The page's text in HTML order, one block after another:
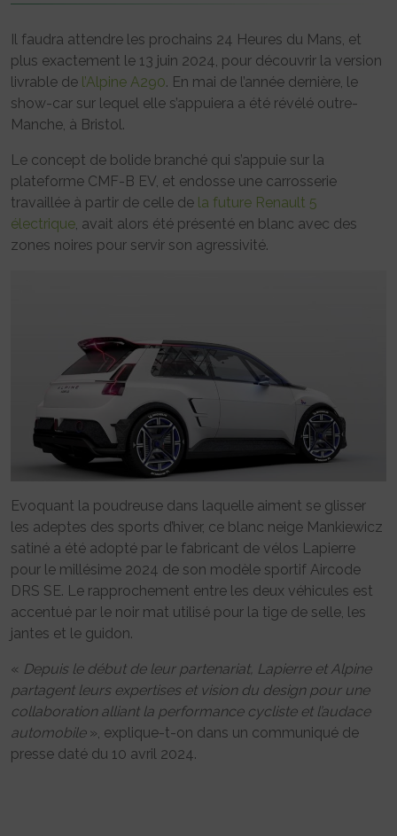
Il faudra attendre les prochains 24 Heures du Mans, et
plus exactement le 13 juin 2024, pour découvrir la version
livrable de l’Alpine A290. En mai de l’année dernière, le
show-car sur lequel elle s’appuiera a été révélé outre-
Manche, à Bristol.
Le concept de bolide branché qui s’appuie sur la
plateforme CMF-B EV, et endosse une carrosserie
travaillée à partir de celle de la future Renault 5
électrique, avait alors été présenté en blanc avec des
zones noires pour servir son agressivité.
Evoquant la poudreuse dans laquelle aiment se glisser
les adeptes des sports d’hiver, ce blanc neige Mankiewicz
satiné a été adopté par le fabricant de vélos Lapierre
pour le millésime 2024 de son modèle sportif Aircode
DRS SE. Le rapprochement entre les deux véhicules est
accentué par le noir mat utilisé pour la tige de selle, les
jantes et le guidon.
« Depuis le début de leur partenariat, Lapierre et Alpine
partagent leurs expertises et vision du design pour une
collaboration alliant la performance cycliste et l’audace
automobile», explique-t-on dans un communiqué de
presse daté du 10 avril 2024.